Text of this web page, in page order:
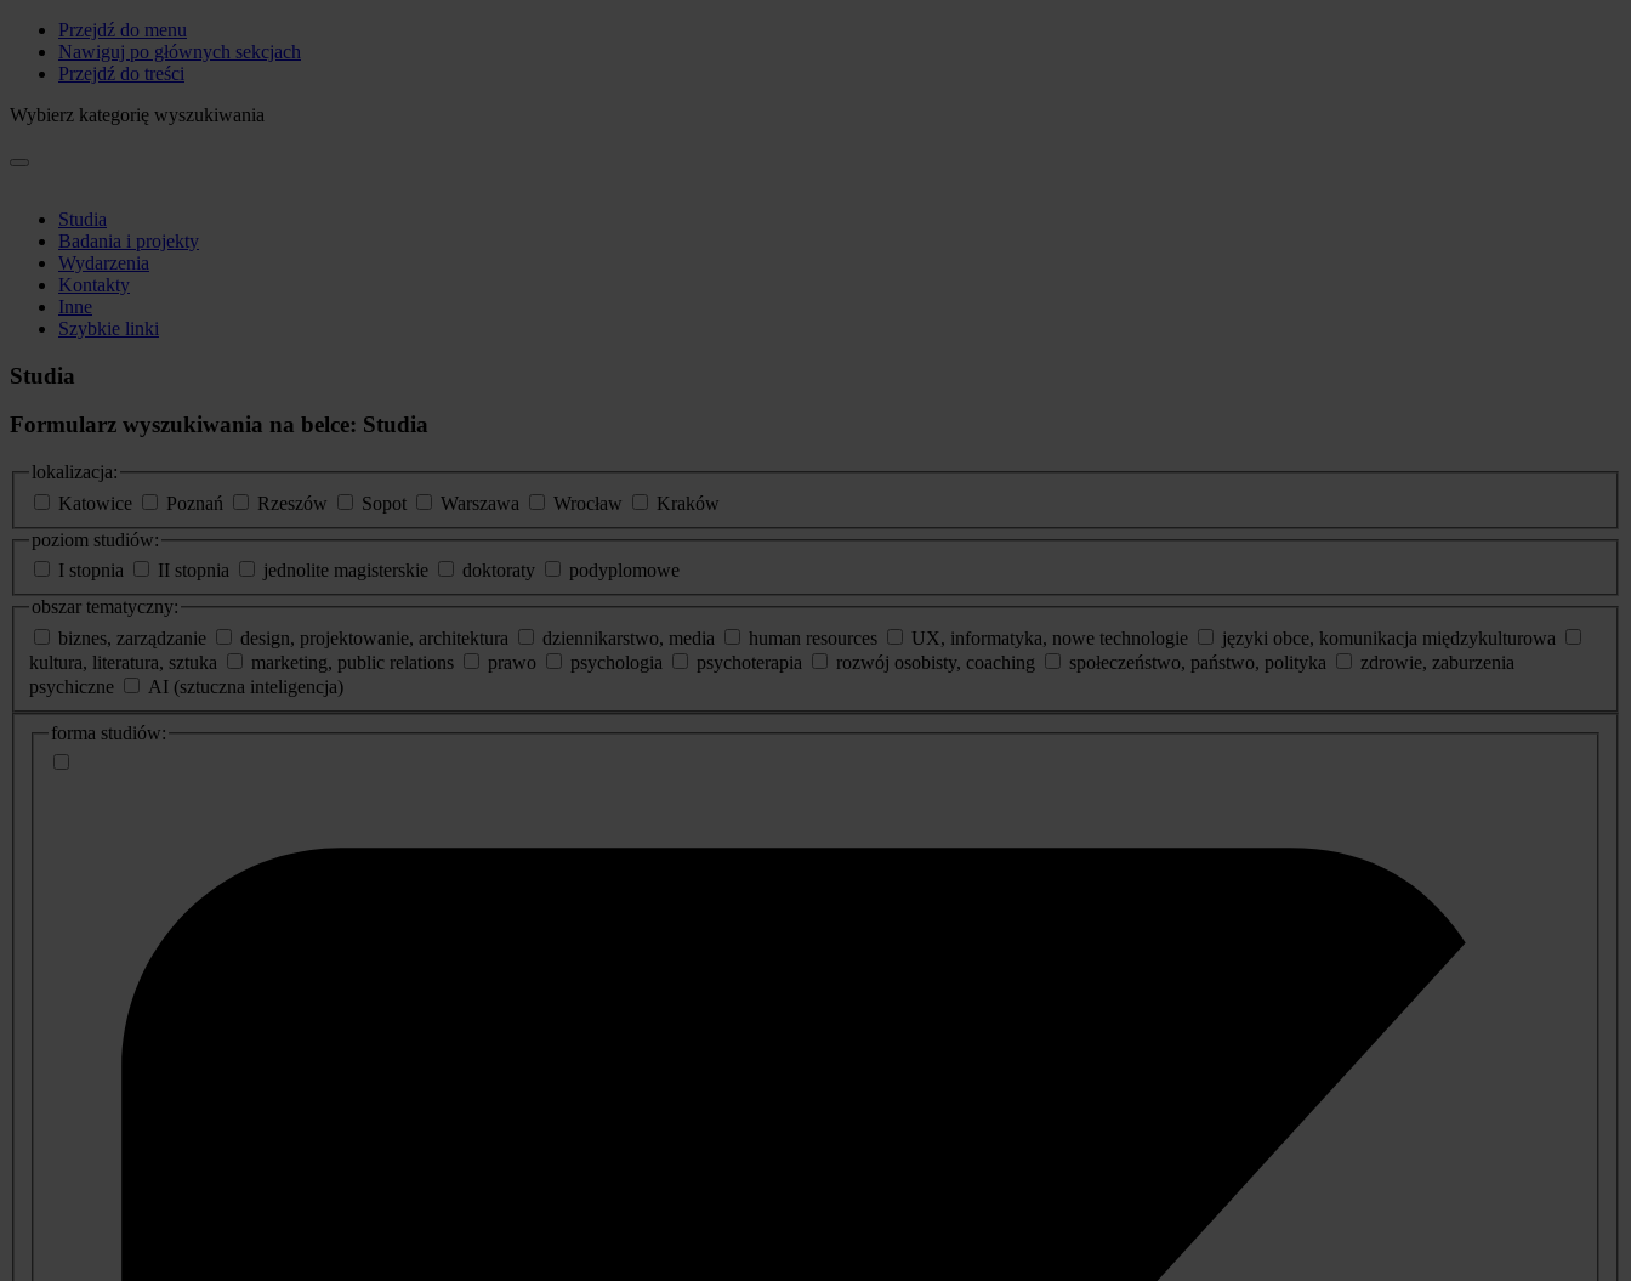
Przejdź do menu
Nawiguj po głównych sekcjach
Przejdź do treści
Wybierz kategorię wyszukiwania
Studia
Badania i projekty
Wydarzenia
Kontakty
Inne
Szybkie linki
Studia
Formularz wyszukiwania na belce: Studia
lokalizacja:
Katowice
Poznań Rzeszów Sopot Warszawa Wrocław
Kraków
poziom studiów:
I stopnia
II stopnia jednolite magisterskie doktoraty
podyplomowe
obszar tematyczny:
biznes, zarządzanie
design, projektowanie, architektura dziennikarstwo, media human resources UX, informatyka, nowe technologie
języki obce, komunikacja międzykulturowa
kultura, literatura, sztuka
marketing, public relations prawo psychologia psychoterapia rozwój osobisty, coaching społeczeństwo, państwo, polityka
zdrowie, zaburzenia
psychiczne
AI (sztuczna inteligencja)
dodatkowe
informacje
forma studiów: